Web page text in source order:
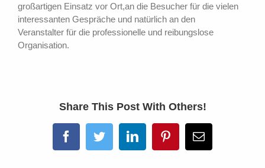
großartigen Einsatz vor Ort,an die Besucher für die vielen
interessanten Gespräche und natürlich an den
Veranstalter für die professionelle und reibungslose
Organisation.
Share This Post With Others!
FacebookTwitterLinkedInPinterest
E-
Mail